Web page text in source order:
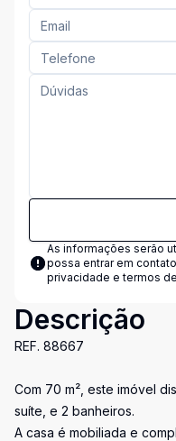
As informações serão
possa entrar em
privacidade e termos
Descrição
REF. 88667
Com 70 m², este imóvel
suíte, e 2 banheiros.
A casa é mobiliada e